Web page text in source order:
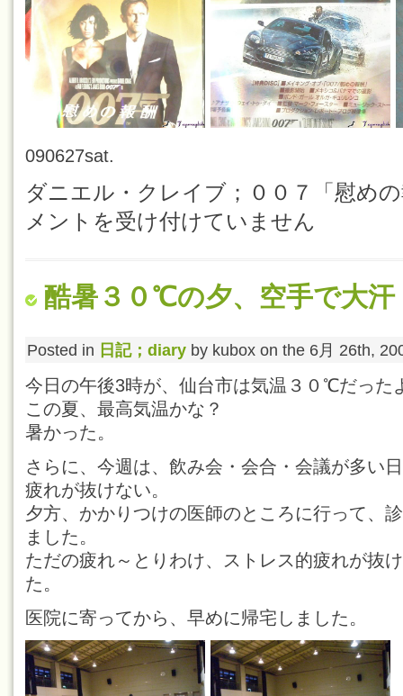
090627sat.
ダニエル・クレイブ；００７「慰め
メントを受け付けていません
酷暑３０℃の夕、空手で大汗
Posted in 日記；diaryby kubox on the 6月 26th,
今日の午後3時が、仙台市は気温３０℃だった
この夏、最高気温かな？
暑かった。
さらに、今週は、飲み会・会合・会議が多い
疲れが抜けない。
夕方、かかりつけの医師のところに行って、
ました。
ただの疲れ～とりわけ、ストレス的疲れが抜
た。
医院に寄ってから、早めに帰宅しました。